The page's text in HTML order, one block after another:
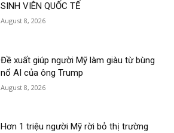
SINH VIÊN QUỐC TẾ
August 8, 2026
Đề xuất giúp người Mỹ làm giàu từ bùng
nổ AI của ông Trump
August 8, 2026
Hơn 1 triệu người Mỹ rời bỏ thị trường